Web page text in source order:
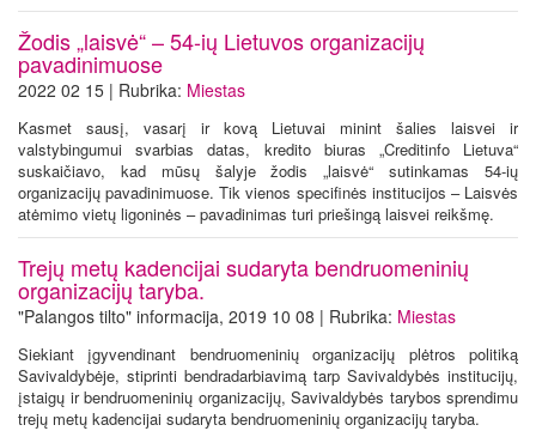
Žodis „laisvė“ – 54-ių Lietuvos organizacijų
pavadinimuose
2022 02 15 | Rubrika: Miestas
Kasmet sausį, vasarį ir kovą Lietuvai minint šalies laisvei ir
valstybingumui svarbias datas, kredito biuras „Creditinfo Lietuva“
suskaičiavo, kad mūsų šalyje žodis „laisvė“ sutinkamas 54-ių
organizacijų pavadinimuose. Tik vienos specifinės institucijos – Laisvės
atėmimo vietų ligoninės – pavadinimas turi priešingą laisvei reikšmę.
Trejų metų kadencijai sudaryta bendruomeninių
organizacijų taryba.
"Palangos tilto" informacija, 2019 10 08 | Rubrika: Miestas
Siekiant įgyvendinant bendruomeninių organizacijų plėtros politiką
Savivaldybėje, stiprinti bendradarbiavimą tarp Savivaldybės institucijų,
įstaigų ir bendruomeninių organizacijų, Savivaldybės tarybos sprendimu
trejų metų kadencijai sudaryta bendruomeninių organizacijų taryba.